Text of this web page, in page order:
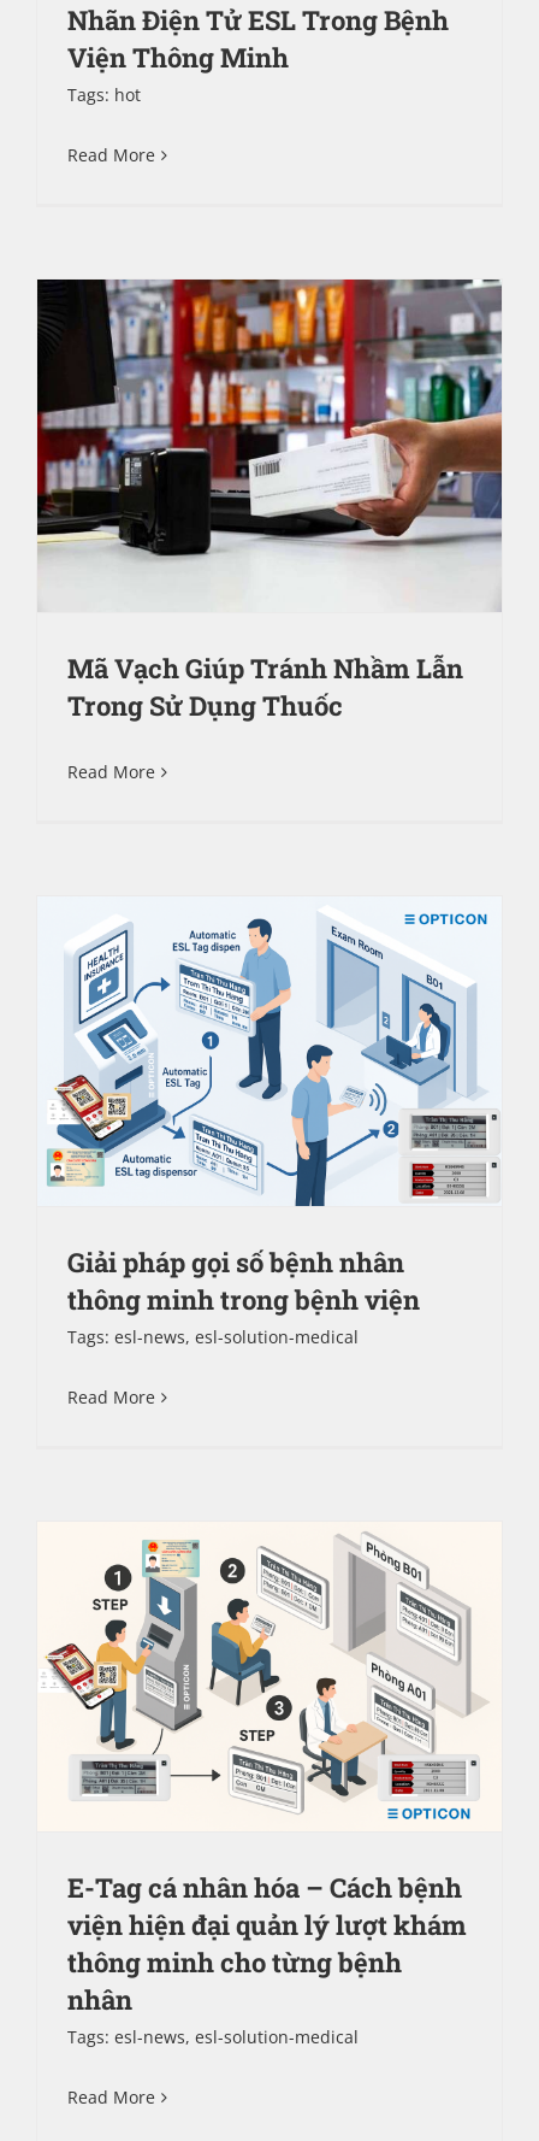
Nhãn Điện Tử ESL Trong Bệnh
Viện Thông Minh
Tags: hot
Read More
Mã Vạch Giúp Tránh Nhầm Lẫn
Trong Sử Dụng Thuốc
Read More
Giải pháp gọi số bệnh nhân
thông minh trong bệnh viện
Tags: esl-news, esl-solution-medical
Read More
E-Tag cá nhân hóa – Cách bệnh
viện hiện đại quản lý lượt khám
thông minh cho từng bệnh
nhân
Tags: esl-news, esl-solution-medical
Read More